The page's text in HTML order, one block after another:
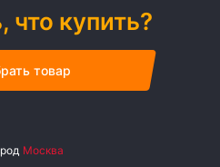
что купить?
товар